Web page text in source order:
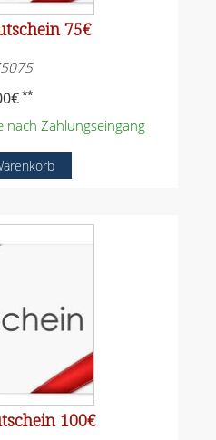
75€
€**
nach Zahlungseingang
100€